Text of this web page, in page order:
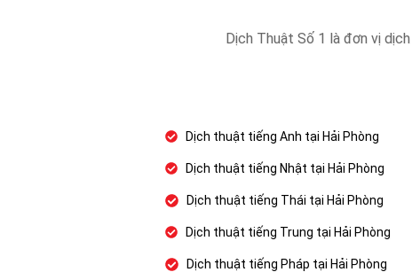
Dịch Thuật Số 1 là đơn vị
Dịch thuật tiếng Anh tại Hải Phòng
Dịch thuật tiếng Nhật tại Hải Phòng
Dịch thuật tiếng Thái tại Hải Phòng
Dịch thuật tiếng Trung tại Hải Phòng
Dịch thuật tiếng Pháp tại Hải Phòng